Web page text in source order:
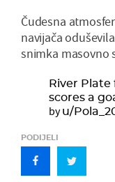
Čudesna
navijača
snimka masovno
River
scores a
byu/
PODIJELI